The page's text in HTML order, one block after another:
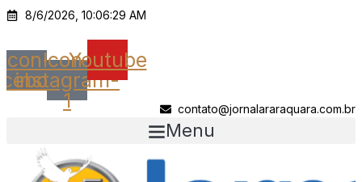
Ir
o
conteúdo
8/6/2026, 10:06:29 AM
Icon-Icon-
instagram-
1
Youtube
contato@jornalararaquara.com.br
Menu